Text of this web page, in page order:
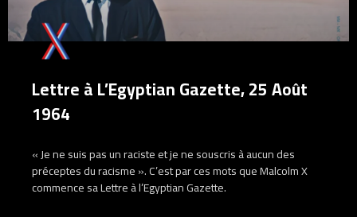
Lettre à L’Egyptian Gazette, 25 Août
1964
« Je ne suis pas un raciste et je ne souscris à aucun des
préceptes du racisme ». C’est par ces mots que Malcolm X
commence sa Lettre à l’Egyptian Gazette.